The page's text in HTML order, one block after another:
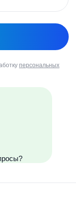
персональных